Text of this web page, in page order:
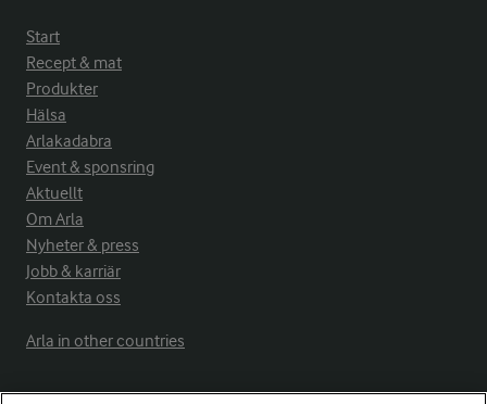
Start
Recept & mat
Produkter
Hälsa
Arlakadabra
Event & sponsring
Aktuellt
Om Arla
Nyheter & press
Jobb & karriär
Kontakta oss
Arla in other countries